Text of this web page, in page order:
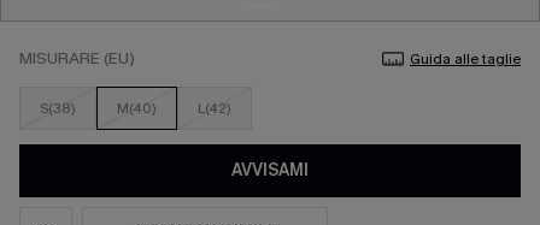
MISURARE (EU) Guida alle taglie
S(38) M(40) L(42)
AVVISAMI